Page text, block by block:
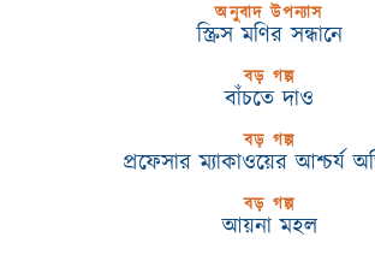
অনুবাদ উপন্যাস
স্ক্রিস মণির সন্ধানে
বড় গল্প
বাঁচতে দাও
বড় গল্প
প্রফেসার ম্যাকাওয়ের আশ্চর্য
বড় গল্প
আয়না মহল